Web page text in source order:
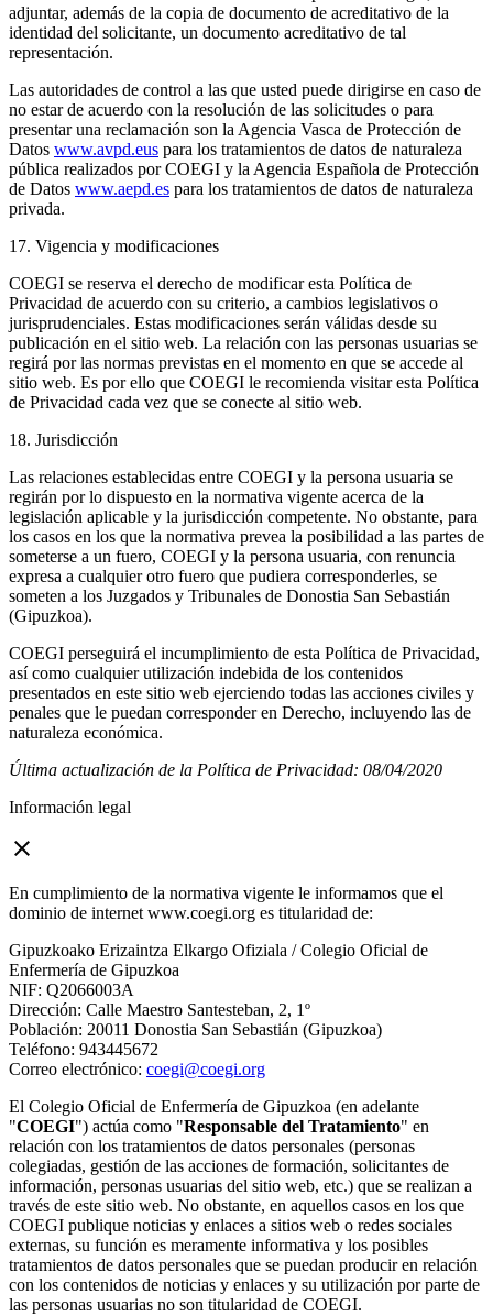
adjuntar, además de la copia de documento de acreditativo de la
identidad del solicitante, un documento acreditativo de tal
representación.
Las autoridades de control a las que usted puede dirigirse en caso de
no estar de acuerdo con la resolución de las solicitudes o para
presentar una reclamación son la Agencia Vasca de Protección de
Datos www.avpd.eus para los tratamientos de datos de naturaleza
pública realizados por COEGI y la Agencia Española de Protección
de Datos www.aepd.es para los tratamientos de datos de naturaleza
privada.
17. Vigencia y modificaciones
COEGI se reserva el derecho de modificar esta Política de
Privacidad de acuerdo con su criterio, a cambios legislativos o
jurisprudenciales. Estas modificaciones serán válidas desde su
publicación en el sitio web. La relación con las personas usuarias se
regirá por las normas previstas en el momento en que se accede al
sitio web. Es por ello que COEGI le recomienda visitar esta Política
de Privacidad cada vez que se conecte al sitio web.
18. Jurisdicción
Las relaciones establecidas entre COEGI y la persona usuaria se
regirán por lo dispuesto en la normativa vigente acerca de la
legislación aplicable y la jurisdicción competente. No obstante, para
los casos en los que la normativa prevea la posibilidad a las partes de
someterse a un fuero, COEGI y la persona usuaria, con renuncia
expresa a cualquier otro fuero que pudiera corresponderles, se
someten a los Juzgados y Tribunales de Donostia San Sebastián
(Gipuzkoa).
COEGI perseguirá el incumplimiento de esta Política de Privacidad,
así como cualquier utilización indebida de los contenidos
presentados en este sitio web ejerciendo todas las acciones civiles y
penales que le puedan corresponder en Derecho, incluyendo las de
naturaleza económica.
Última actualización de la Política de Privacidad: 08/04/2020
Información legal
close
En cumplimiento de la normativa vigente le informamos que el
dominio de internet www.coegi.org es titularidad de:
Gipuzkoako Erizaintza Elkargo Ofiziala / Colegio Oficial de
Enfermería de Gipuzkoa
NIF: Q2066003A
Dirección: Calle Maestro Santesteban, 2, 1º
Población: 20011 Donostia San Sebastián (Gipuzkoa)
Teléfono: 943445672
Correo electrónico: coegi@coegi.org
El Colegio Oficial de Enfermería de Gipuzkoa (en adelante
"COEGI") actúa como "Responsable del Tratamiento" en
relación con los tratamientos de datos personales (personas
colegiadas, gestión de las acciones de formación, solicitantes de
información, personas usuarias del sitio web, etc.) que se realizan a
través de este sitio web. No obstante, en aquellos casos en los que
COEGI publique noticias y enlaces a sitios web o redes sociales
externas, su función es meramente informativa y los posibles
tratamientos de datos personales que se puedan producir en relación
con los contenidos de noticias y enlaces y su utilización por parte de
las personas usuarias no son titularidad de COEGI.